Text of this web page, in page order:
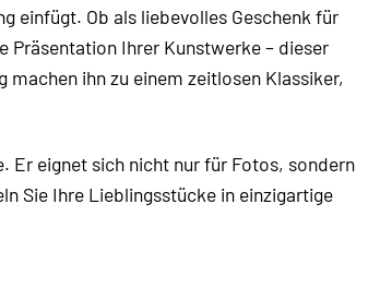
einfügt. Ob als liebevolles Geschenk für
Präsentation Ihrer Kunstwerke – dieser
ihn zu einem zeitlosen Klassiker,
Er eignet sich nicht nur für Fotos, sondern
Sie Ihre Lieblingsstücke in einzigartige